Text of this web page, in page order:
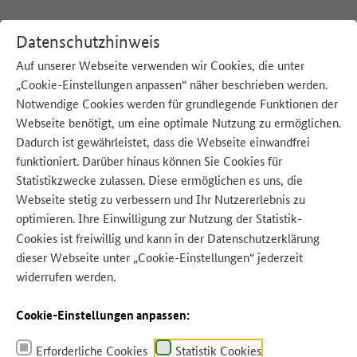
Datenschutzhinweis
Auf unserer Webseite verwenden wir Cookies, die unter
„Cookie-Einstellungen anpassen“ näher beschrieben werden.
Notwendige Cookies werden für grundlegende Funktionen der
Webseite benötigt, um eine optimale Nutzung zu ermöglichen.
Dadurch ist gewährleistet, dass die Webseite einwandfrei
funktioniert. Darüber hinaus können Sie Cookies für
Statistikzwecke zulassen. Diese ermöglichen es uns, die
Webseite stetig zu verbessern und Ihr Nutzererlebnis zu
optimieren. Ihre Einwilligung zur Nutzung der Statistik-
Cookies ist freiwillig und kann in der Datenschutzerklärung
dieser Webseite unter „Cookie-Einstellungen“ jederzeit
widerrufen werden.
Cookie-Einstellungen anpassen:
Erforderliche Cookies Statistik Cookies
:Startseite Aktionswoche